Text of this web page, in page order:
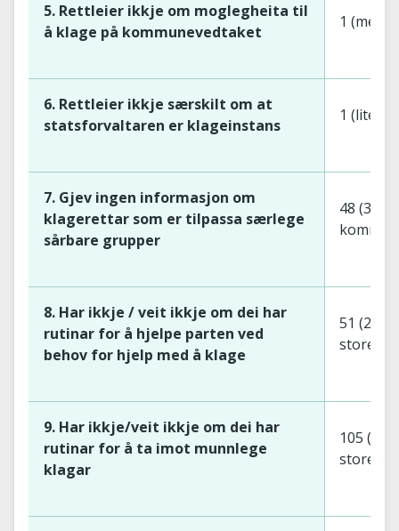
5. Rettleier ikkje om moglegheita til
å klage på kommunevedtaket
1
6. Rettleier ikkje særskilt om at
statsforvaltaren er klageinstans
1 (liten)
7. Gjev ingen informasjon om
klagerettar som er tilpassa særlege
sårbare grupper
48 (31
8. Har ikkje / veit ikkje om dei har
rutinar for å hjelpe parten ved
behov for hjelp med å klage
51 (27
store)
9. Har ikkje/veit ikkje om dei har
rutinar for å ta imot munnlege
klagar
105 (56
store)